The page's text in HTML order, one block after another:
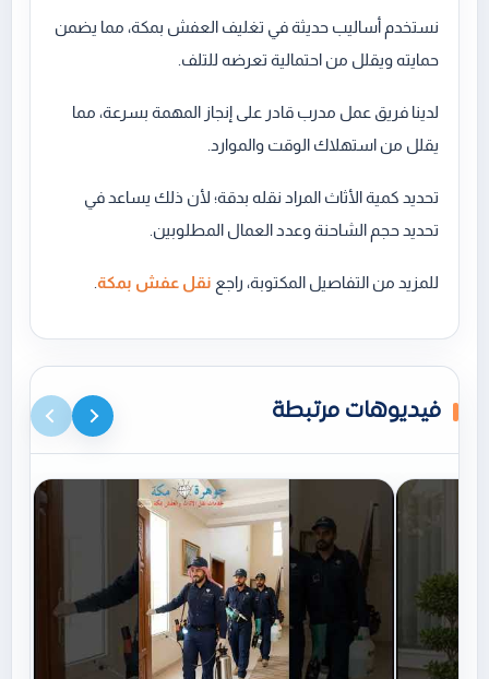
نستخدم أساليب حديثة في تغليف العفش بمكة، مما يضمن
حمايته ويقلل من احتمالية تعرضه للتلف.
لدينا فريق عمل مدرب قادر على إنجاز المهمة بسرعة، مما
يقلل من استهلاك الوقت والموارد.
تحديد كمية الأثاث المراد نقله بدقة؛ لأن ذلك يساعد في
تحديد حجم الشاحنة وعدد العمال المطلوبين.
للمزيد من التفاصيل المكتوبة، راجع نقل عفش بمكة
فيديوهات مرتبطة